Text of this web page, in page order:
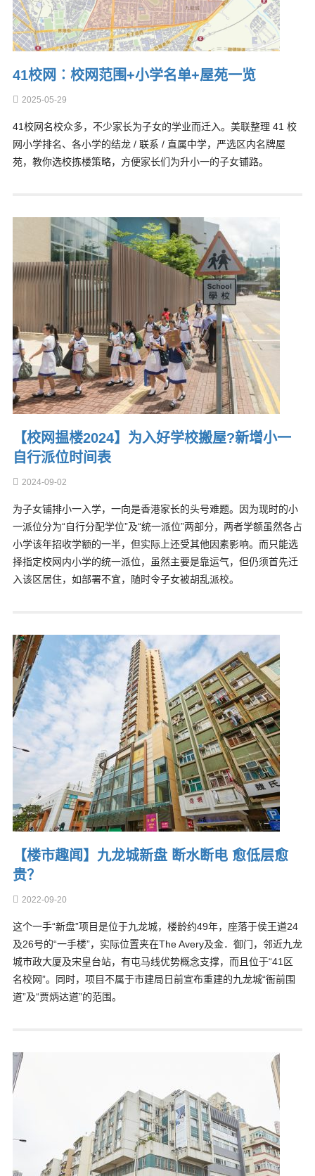
41校网︰校网范围+小学名单+屋苑一览
2025-05-29
41校网名校众多，不少家长为子女的学业而迁入。美联整理 41 校
网小学排名、各小学的结龙 / 联系 / 直属中学，严选区内名牌屋
苑，教你选校拣楼策略，方便家长们为升小一的子女铺路。
【校网揾楼2024】为入好学校搬屋?新增小一
自行派位时间表
2024-09-02
为子女铺排小一入学，一向是香港家长的头号难题。因为现时的小
一派位分为“自行分配学位”及“统一派位”两部分，两者学额虽然各占
小学该年招收学额的一半，但实际上还受其他因素影响。而只能选
择指定校网内小学的统一派位，虽然主要是靠运气，但仍须首先迁
入该区居住，如部署不宜，随时令子女被胡乱派校。
【楼市趣闻】九龙城新盘 断水断电 愈低层愈
贵？
2022-09-20
这个一手“新盘”项目是位于九龙城，楼龄约49年，座落于侯王道24
及26号的“一手楼”，实际位置夹在The Avery及金．御门，邻近九龙
城市政大厦及宋皇台站，有屯马线优势概念支撑，而且位于“41区
名校网”。同时，项目不属于市建局日前宣布重建的九龙城“衙前围
道”及“贾炳达道”的范围。